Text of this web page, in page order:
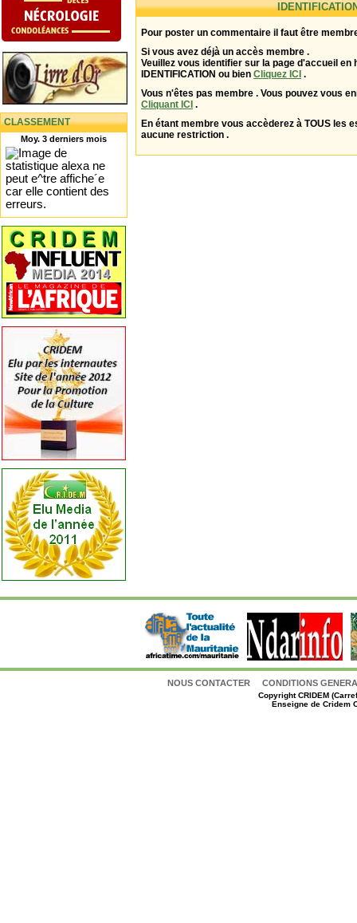
CLASSEMENT
Moy. 3 derniers mois
Pour poster un commentaire il faut être
Si vous avez déjà un accès membre .
Veuillez vous identifier sur la page d'accueil en
IDENTIFICATION ou bien Cliquez ICI .
Vous n'êtes pas membre . Vous pouvez vous
Cliquant ICI .
En étant membre vous accèderez à TOUS les
aucune restriction .
NOUS CONTACTER CONDITIONS
CopyrightCRIDEM
Enseigne de Cridem